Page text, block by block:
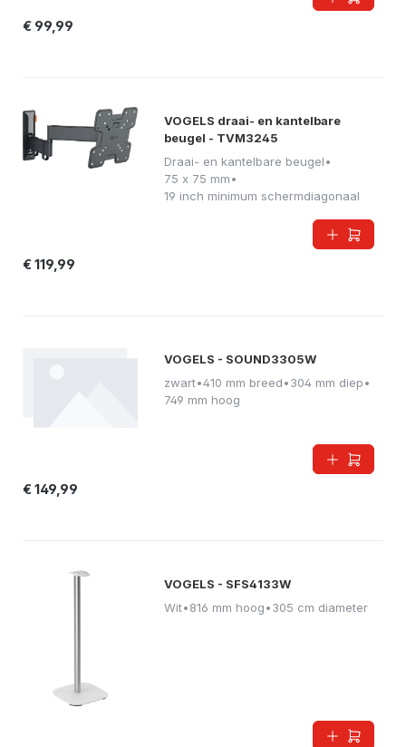
€ 99,99
VOGELS draai- en kantelbare
beugel - TVM3245
Draai- en kantelbare beugel•
75 x 75 mm•
19 inch minimum schermdiagonaal
€ 119,99
VOGELS - SOUND3305W
zwart•410 mm breed•304 mm diep•
749 mm hoog
€ 149,99
VOGELS - SFS4133W
Wit•816 mm hoog•305 cm diameter